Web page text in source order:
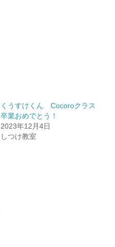
くうすけくん Cocoroクラス
卒業おめでとう！
2023年12月4日
しつけ教室